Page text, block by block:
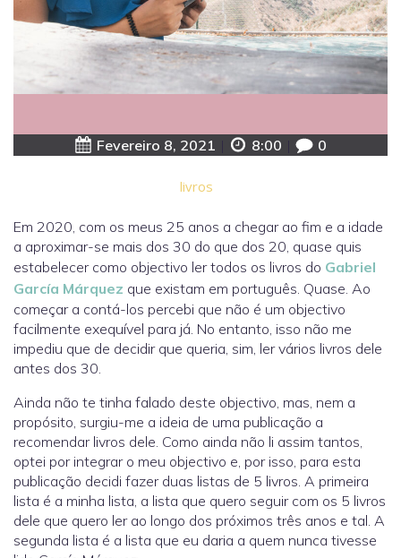
Fevereiro 8, 2021 8:00 0
livros
Em 2020, com os meus 25 anos a chegar ao fim e a idade
a aproximar-se mais dos 30 do que dos 20, quase quis
estabelecer como objectivo ler todos os livros do Gabriel
García Márquez que existam em português. Quase. Ao
começar a contá-los percebi que não é um objectivo
facilmente exequível para já. No entanto, isso não me
impediu que de decidir que queria, sim, ler vários livros dele
antes dos 30.
Ainda não te tinha falado deste objectivo, mas, nem a
propósito, surgiu-me a ideia de uma publicação a
recomendar livros dele. Como ainda não li assim tantos,
optei por integrar o meu objectivo e, por isso, para esta
publicação decidi fazer duas listas de 5 livros. A primeira
lista é a minha lista, a lista que quero seguir com os 5 livros
dele que quero ler ao longo dos próximos três anos e tal. A
segunda lista é a lista que eu daria a quem nunca tivesse